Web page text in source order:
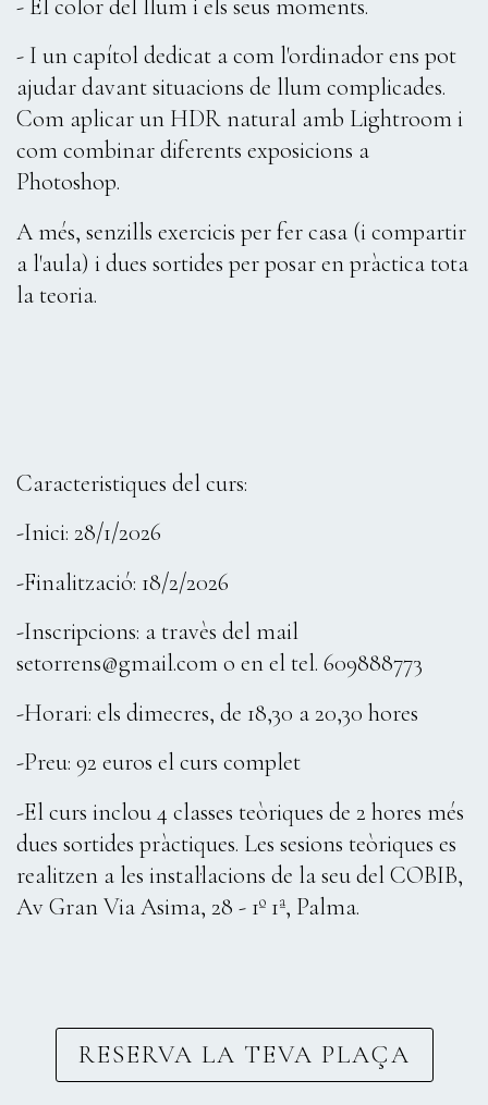
- El color del llum i els seus moments.
- I un capítol dedicat a com l'ordinador ens pot
ajudar davant situacions de llum complicades.
Com aplicar un HDR natural amb Lightroom i
com combinar diferents exposicions a
Photoshop.
A més, senzills exercicis per fer casa (i compartir
a l'aula) i dues sortides per posar en pràctica tota
la teoria.
Caracteristiques del curs:
-Inici: 28/1/2026
-Finalització: 18/2/2026
-Inscripcions: a travès del mail
setorrens@gmail.com o en el tel. 609888773
-Horari: els dimecres, de 18,30 a 20,30 hores
-Preu: 92 euros el curs complet
-El curs inclou 4 classes teòriques de 2 hores més
dues sortides pràctiques. Les sesions teòriques es
realitzen a les instal·lacions de la seu del COBIB,
Av Gran Via Asima, 28 - 1º 1ª, Palma.
RESERVA LA TEVA PLAÇA